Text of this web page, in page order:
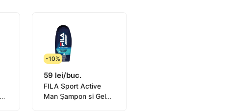
-10%
59 lei/buc.
FILA Sport Active
Man Șampon si Gel